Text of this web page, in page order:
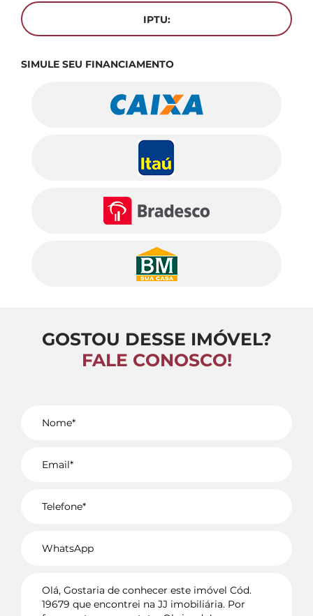
IPTU:
SIMULE SEU FINANCIAMENTO
GOSTOU DESSE IMÓVEL?
FALE CONOSCO!